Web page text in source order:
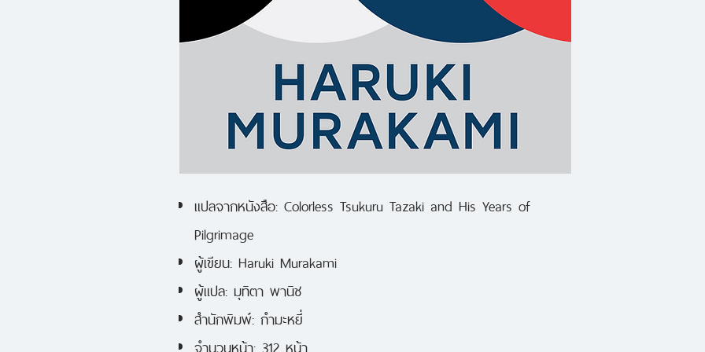
แปลจากหนังสือ: Colorless Tsukuru Tazaki and His Years of
Pilgrimage
ผู้เขียน: Haruki Murakami
ผู้แปล: มุทิตา พานิช
สำนักพิมพ์: กำมะหยี่
จำนวนหน้า: 312 หน้า